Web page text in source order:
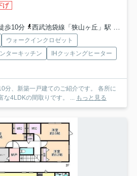
げ
歩10分
西武池袋線「狭山ヶ丘」駅 徒歩34分
ウォークインクロゼット
ターキッチン
IHクッキングヒーター
築一戸建てのご紹介です。 各所に
な4LDKの間取りです。 ... もっと見る